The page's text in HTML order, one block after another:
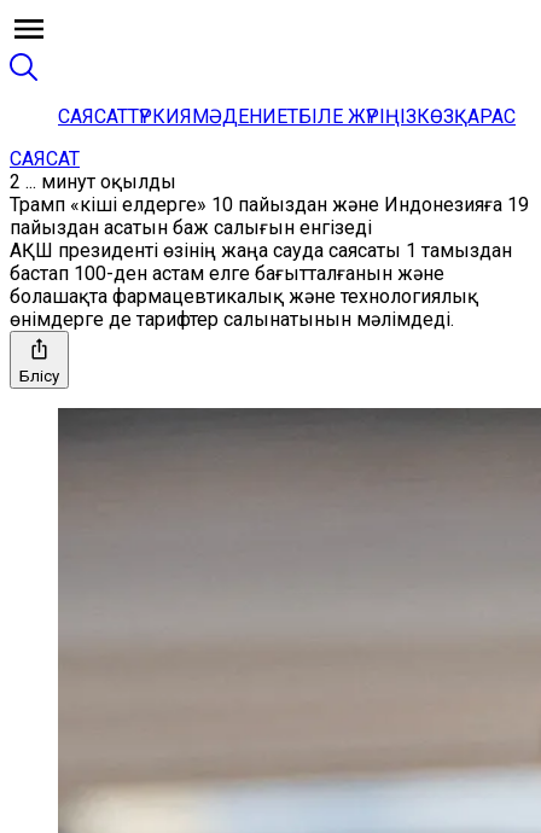
САЯСАТТҮРКИЯМӘДЕНИЕТБІЛЕ ЖҮРІҢІЗКӨЗҚАРАС
САЯСАТ
2 ... минут оқылды
Трамп «кіші елдерге» 10 пайыздан және Индонезияға 19
пайыздан асатын баж салығын енгізеді
АҚШ президенті өзінің жаңа сауда саясаты 1 тамыздан
бастап 100-ден астам елге бағытталғанын және
болашақта фармацевтикалық және технологиялық
өнімдерге де тарифтер салынатынын мәлімдеді.
Бөлісу